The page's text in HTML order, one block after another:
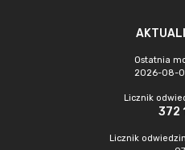
Ostatnia
2026-08-
Licznik
372
Licznik